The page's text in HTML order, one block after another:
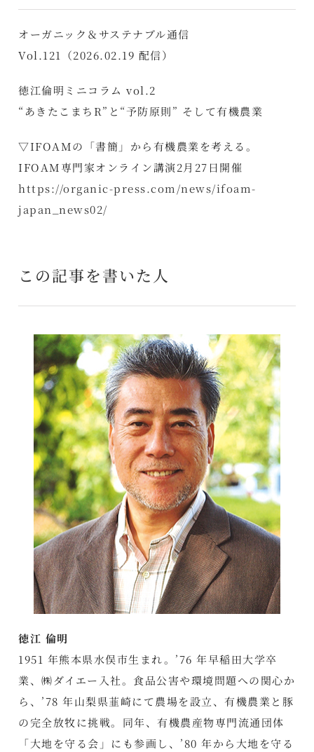
オーガニック＆サステナブル通信
Vol.121（2026.02.19 配信）
徳江倫明ミニコラム vol.2
“あきたこまちR”と“予防原則” そして有機農業
▽IFOAMの「書簡」から有機農業を考える。
IFOAM専門家オンライン講演2月27日開催
https://organic-press.com/news/ifoam-
japan_news02/
この記事を書いた人
徳江 倫明
1951 年熊本県水俣市生まれ。’76 年早稲田大学卒
業、㈱ダイエー入社。食品公害や環境問題への関心か
ら、’78 年山梨県韮崎にて農場を設立、有機農業と豚
の完全放牧に挑戦。同年、有機農産物専門流通団体
「大地を守る会」にも参画し、’80 年から大地を守る